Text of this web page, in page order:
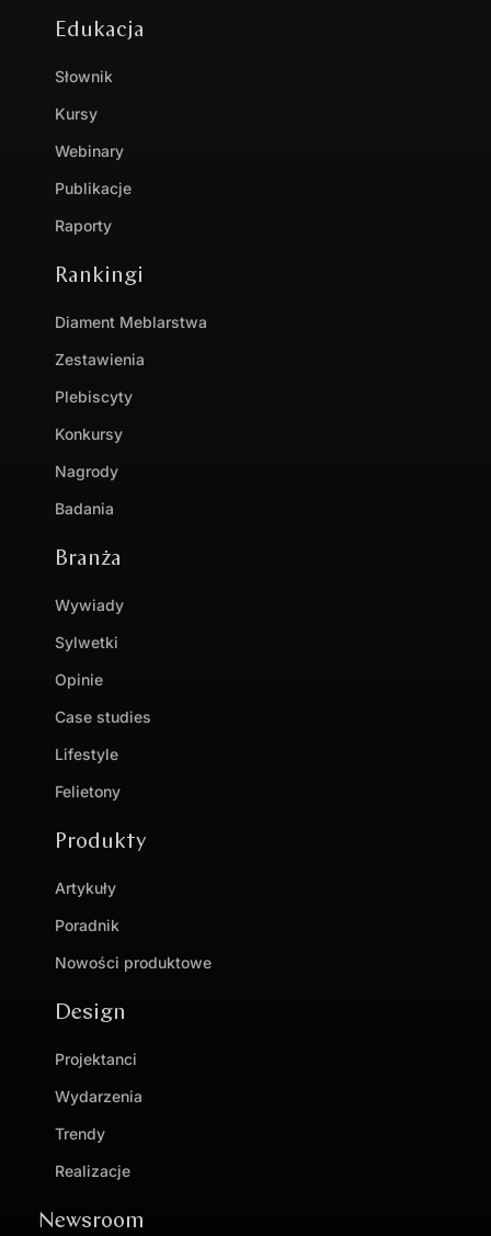
Edukacja
Słownik
Kursy
Webinary
Publikacje
Raporty
Rankingi
Diament Meblarstwa
Zestawienia
Plebiscyty
Konkursy
Nagrody
Badania
Branża
Wywiady
Sylwetki
Opinie
Case studies
Lifestyle
Felietony
Produkty
Artykuły
Poradnik
Nowości produktowe
Design
Projektanci
Wydarzenia
Trendy
Realizacje
Newsroom